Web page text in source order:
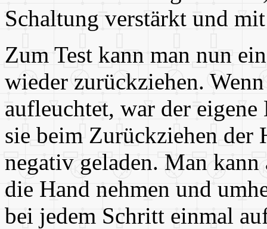
Schaltung verstärkt und
Zum Test kann man nun
wieder zurückziehen.
aufleuchtet, war der
sie beim Zurückziehen der
negativ geladen. Man
die Hand nehmen und
bei jedem Schritt einmal